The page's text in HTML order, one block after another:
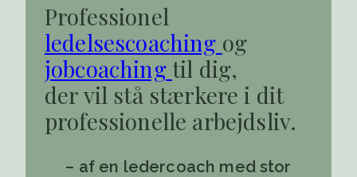
Professionel
ledelsescoaching og
jobcoachingtil dig,
der vil stå stærkere i dit
professionelle arbejdsliv.
– af en ledercoach med stor